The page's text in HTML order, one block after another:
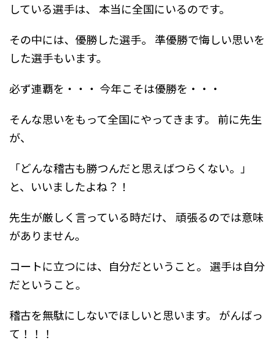
している選手は、
本当に全国にいるのです。
その中には、優勝した選手。
準優勝で悔しい思いを
した選手もいます。
必ず連覇を・・・ 今年こそは優勝を・・・
そんな思いをもって全国にやってきます。
前に先生
が、
「どんな稽古も勝つんだと思えばつらくない。」
と、いいましたよね？！
先生が厳しく言っている時だけ、
頑張るのでは意味
がありません。
コートに立つには、自分だということ。 選手は自分
だということ。
稽古を無駄にしないでほしいと思います。
がんばっ
て！！！